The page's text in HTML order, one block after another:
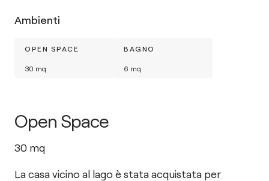
Ambienti
OPEN SPACE
30 mq
BAGNO
6 mq
Open Space
30 mq
La casa vicino al lago è stata acquistata per